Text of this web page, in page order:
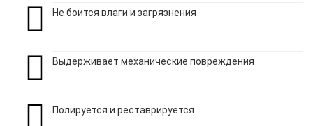
Не боится влаги и загрязнения
Выдерживает механические повреждения
Полируется и реставрируется